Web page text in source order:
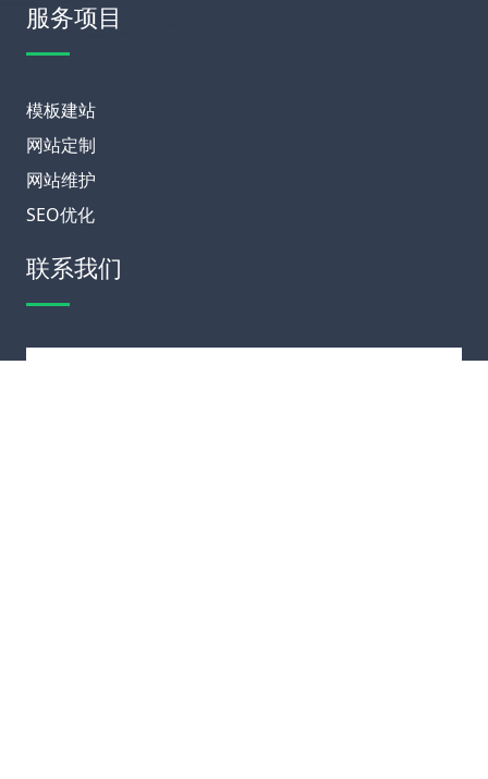
服务项目
模板建站
网站定制
网站维护
SEO优化
联系我们